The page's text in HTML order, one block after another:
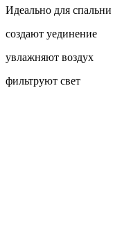
Идеально для
создают уединение
увлажняют воздух
фильтруют свет